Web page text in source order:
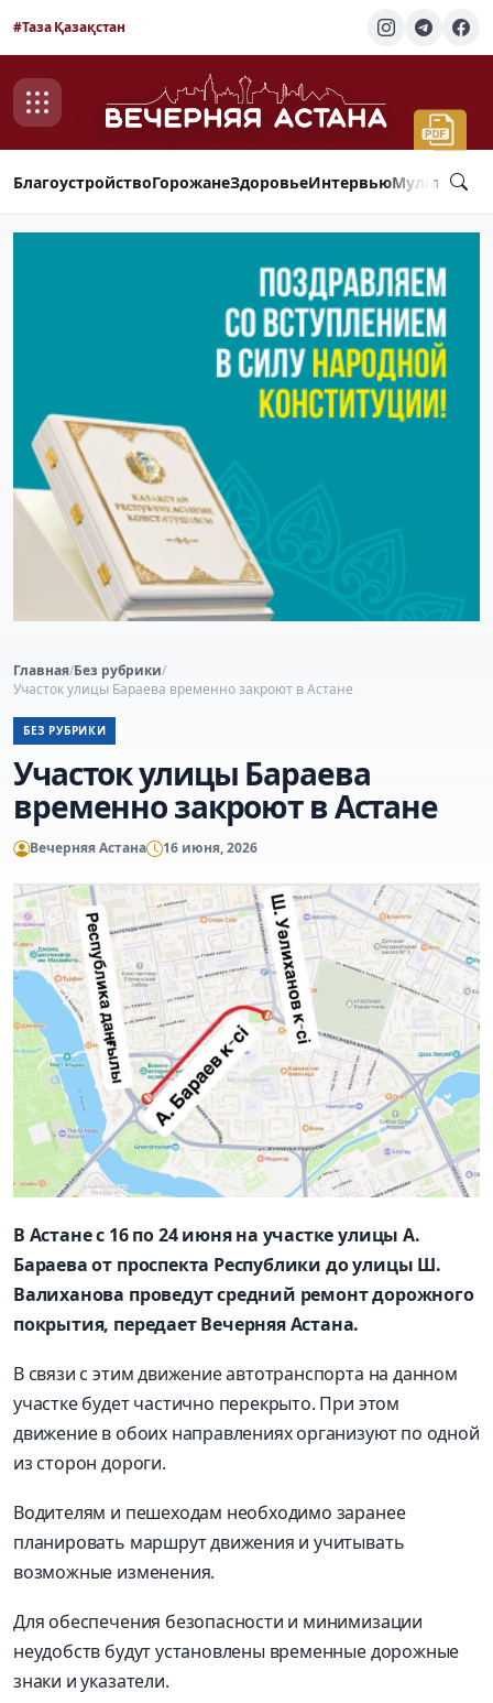
#Таза Қазақстан
БлагоустройствоГорожанеЗдоровьеИнтервью
Главная/Без рубрики/
Участок улицы Бараева временно закроют в Астане
БЕЗ РУБРИКИ
Участок улицы Бараева
временно закроют в Астане
Вечерняя Астана 16 июня, 2026
В Астане с 16 по 24 июня на участке улицы А.
Бараева от проспекта Республики до улицы Ш.
Валиханова проведут средний ремонт дорожного
покрытия, передает Вечерняя Астана.
В связи с этим движение автотранспорта на данном
участке будет частично перекрыто. При этом
движение в обоих направлениях организуют по одной
из сторон дороги.
Водителям и пешеходам необходимо заранее
планировать маршрут движения и учитывать
возможные изменения.
Для обеспечения безопасности и минимизации
неудобств будут установлены временные дорожные
знаки и указатели.